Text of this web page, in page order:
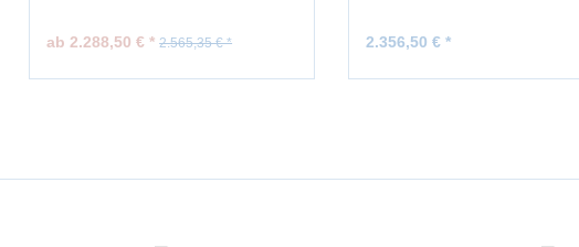
ab 2.288,50 € * 2.565,35 € * 2.356,50 € *